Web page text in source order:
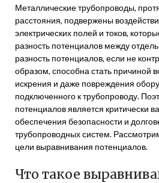
Металлические трубопроводы,
расстояния, подвержены
электрических полей и токов,
разность потенциалов между
разность потенциалов, если не
образом, способна стать причиной
искрения и даже повреждения
подключенного к трубопроводу.
потенциалов является критически
обеспечения безопасности и
трубопроводных систем.
цели выравнивания потенциалов.
Что такое